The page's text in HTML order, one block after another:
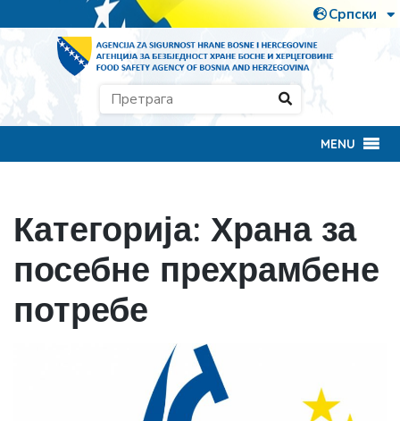
MENU
Категорија: Храна за
посебне прехрамбене
потребе